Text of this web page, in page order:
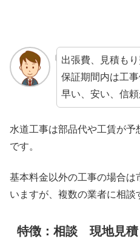
出張費、見積も
保証期間内は工
早い、安い、信
水道工事は部品代や工賃が
です。
基本料金以外の工事の場合は
いますが、複数の業者に相談
特徴：相談 現地見